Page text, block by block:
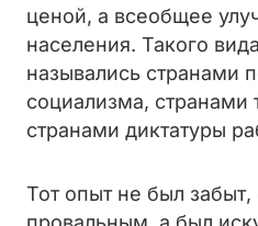
ценой, а всеобщее
населения. Такого
назывались странами
социализма, странами
странами диктатуры
Тот опыт не был